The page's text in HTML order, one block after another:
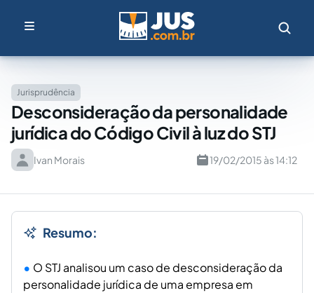
Jurisprudência
Desconsideração da personalidade
jurídica do Código Civil à luz do STJ
Ivan Morais 19/02/2015 às 14:12
Resumo:
O STJ analisou um caso de desconsideração da
personalidade jurídica de uma empresa em